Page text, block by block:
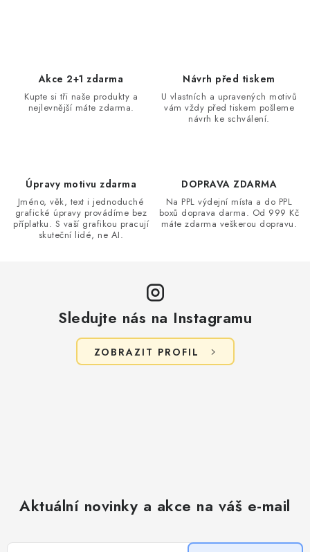
u
Akce 2+1 zdarma
Kupte si tři naše produkty a
nejlevnější máte zdarma.
Návrh před tiskem
U vlastních a upravených motivů
vám vždy před tiskem pošleme
návrh ke schválení.
Úpravy motivu zdarma
Jméno, věk, text i jednoduché
grafické úpravy provádíme bez
příplatku. S vaší grafikou pracují
skuteční lidé, ne AI.
DOPRAVA ZDARMA
Na PPL výdejní místa a do PPL
boxů doprava darma. Od 999 Kč
máte zdarma veškerou dopravu.
Sledujte nás na Instagramu
ZOBRAZIT PROFIL
Aktuální novinky a akce na váš e-mail